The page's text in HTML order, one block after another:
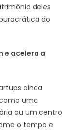
deles
do
e acelera a
ainda
uma
ou um centro
o tempo e